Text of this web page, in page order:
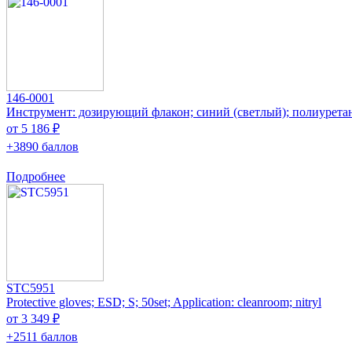
146-0001
Инструмент: дозирующий флакон; синий (светлый);
от 5 186 ₽
+3890 баллов
Подробнее
STC5951
Protective gloves; ESD; S; 50set; Application: cleanroom; nitryl
от 3 349 ₽
+2511 баллов